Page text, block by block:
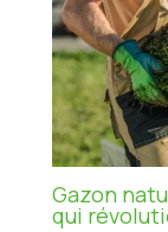
Gazon
qui